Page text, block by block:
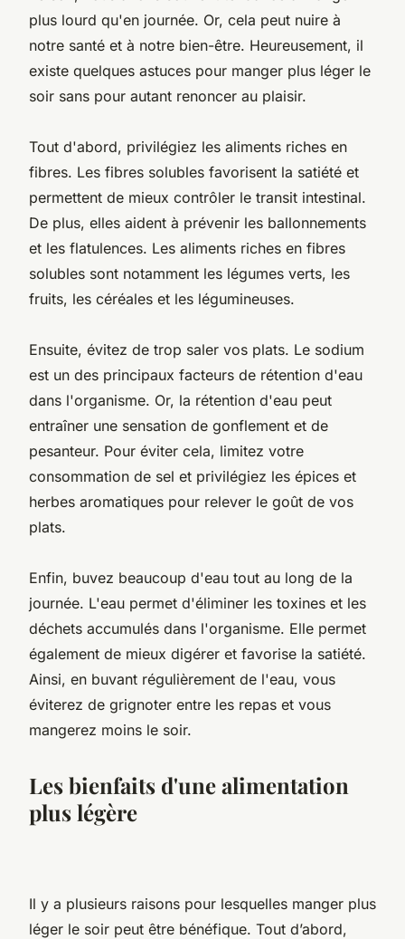
plus lourd qu'en journée. Or, cela peut nuire à
notre santé et à notre bien-être. Heureusement, il
existe quelques astuces pour manger plus léger le
soir sans pour autant renoncer au plaisir.
Tout d'abord, privilégiez les aliments riches en
fibres. Les fibres solubles favorisent la satiété et
permettent de mieux contrôler le transit intestinal.
De plus, elles aident à prévenir les ballonnements
et les flatulences. Les aliments riches en fibres
solubles sont notamment les légumes verts, les
fruits, les céréales et les légumineuses.
Ensuite, évitez de trop saler vos plats. Le sodium
est un des principaux facteurs de rétention d'eau
dans l'organisme. Or, la rétention d'eau peut
entraîner une sensation de gonflement et de
pesanteur. Pour éviter cela, limitez votre
consommation de sel et privilégiez les épices et
herbes aromatiques pour relever le goût de vos
plats.
Enfin, buvez beaucoup d'eau tout au long de la
journée. L'eau permet d'éliminer les toxines et les
déchets accumulés dans l'organisme. Elle permet
également de mieux digérer et favorise la satiété.
Ainsi, en buvant régulièrement de l'eau, vous
éviterez de grignoter entre les repas et vous
mangerez moins le soir.
Les bienfaits d'une alimentation
plus légère
Il y a plusieurs raisons pour lesquelles manger plus
léger le soir peut être bénéfique. Tout d’abord,